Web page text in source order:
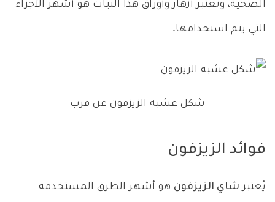
الصحية، وتعتبر أزهار وأوراق هذا النبات هو أشهر الأجزاء
التي يتم استخدامها.
شكل عشبة الزيزفون عن قرب
فوائد الزيزفون
يُعتبر شاي الزيزفون هو أشهر الطرق المستخدمة